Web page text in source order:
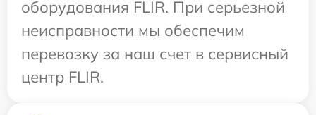
оборудования FLIR. При серьезной
неисправности мы обеспечим
перевозку за наш счет в сервисный
центр FLIR.